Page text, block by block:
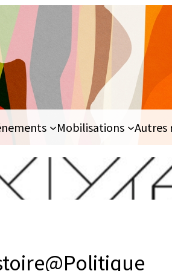
Mobilisations Autres